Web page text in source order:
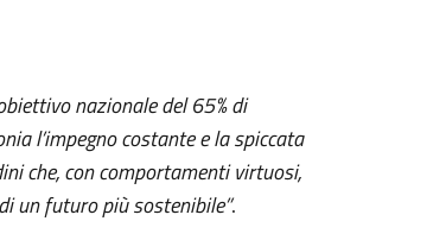
nazionale del 65% di
l’impegno costante e la spiccata
che, con comportamenti virtuosi,
un futuro più sostenibile”.